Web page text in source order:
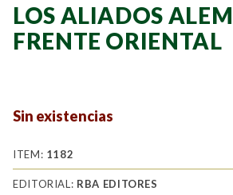
LOS ALIADOS
FRENTE ORIENTAL
Sin existencias
ITEM: 1182
EDITORIAL: RBA EDITORES